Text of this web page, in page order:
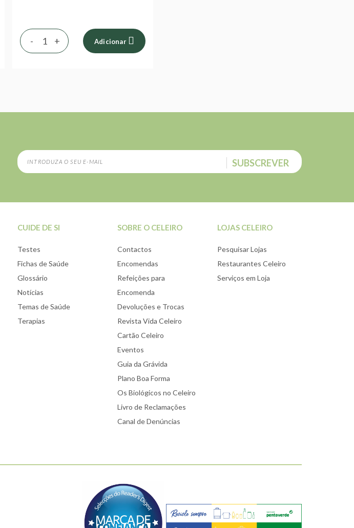
+
- Adicionar
SUBSCREVER
CUIDE DE SI
Testes
Fichas de Saúde
Glossário
Notícias
Temas de Saúde
Terapias
SOBRE O CELEIRO
Contactos
Encomendas
Refeições para
Encomenda
Devoluções e Trocas
Revista Vida Celeiro
Cartão Celeiro
Eventos
Guia da Grávida
Plano Boa Forma
Os Biológicos no Celeiro
Livro de Reclamações
Canal de Denúncias
LOJAS CELEIRO
Pesquisar Lojas
Restaurantes Celeiro
Serviços em Loja